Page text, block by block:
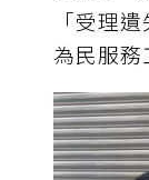
「受理
為民服務